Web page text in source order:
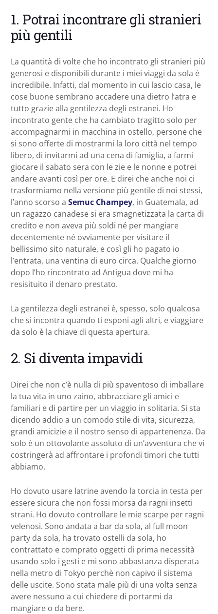
1. Potrai incontrare gli stranieri
più gentili
La quantità di volte che ho incontrato gli stranieri più
generosi e disponibili durante i miei viaggi da sola è
incredibile. Infatti, dal momento in cui lascio casa, le
cose buone sembrano accadere una dietro l’atra e
tutto grazie alla gentilezza degli estranei. Ho
incontrato gente che ha cambiato tragitto solo per
accompagnarmi in macchina in ostello, persone che
si sono offerte di mostrarmi la loro città nel tempo
libero, di invitarmi ad una cena di famiglia, a farmi
giocare il sabato sera con le zie e le nonne e potrei
andare avanti così per ore. E direi che anche noi ci
trasformiamo nella versione più gentile di noi stessi,
l’anno scorso a Semuc Champey, in Guatemala, ad
un ragazzo canadese si era smagnetizzata la carta di
credito e non aveva più soldi né per mangiare
decentemente né ovviamente per visitare il
bellissimo sito naturale, e così gli ho pagato io
l’entrata, una ventina di euro circa. Qualche giorno
dopo l’ho rincontrato ad Antigua dove mi ha
resisituito il denaro prestato.
La gentilezza degli estranei è, spesso, solo qualcosa
che si incontra quando ti esponi agli altri, e viaggiare
da solo è la chiave di questa apertura.
2. Si diventa impavidi
Direi che non c’è nulla di più spaventoso di imballare
la tua vita in uno zaino, abbracciare gli amici e
familiari e di partire per un viaggio in solitaria. Si sta
dicendo addio a un comodo stile di vita, sicurezza,
grandi amicizie e il nostro senso di appartenenza. Da
solo è un ottovolante assoluto di un’avventura che vi
costringerà ad affrontare i profondi timori che tutti
abbiamo.
Ho dovuto usare latrine avendo la torcia in testa per
essere sicura che non fossi morsa da ragni insetti
strani. Ho dovuto controllare le mie scarpe per ragni
velenosi. Sono andata a bar da sola, al full moon
party da sola, ha trovato ostelli da sola, ho
contrattato e comprato oggetti di prima necessità
usando solo i gesti e mi sono abbastanza disperata
nella metro di Tokyo perchè non capivo il sistema
delle uscite. Sono stata male più di una volta senza
avere nessuno a cui chiedere di portarmi da
mangiare o da bere.